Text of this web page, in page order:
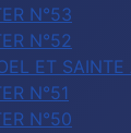
N°53
N°52
ET
N°51
N°50